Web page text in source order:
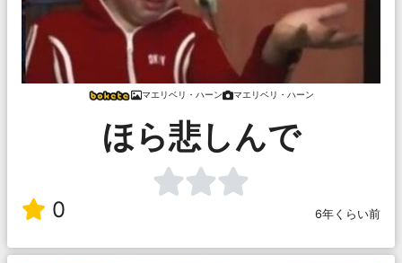
マエリベリ・ハーン マエリベリ・ハーン
ほら悲しんで
0 6年くらい前